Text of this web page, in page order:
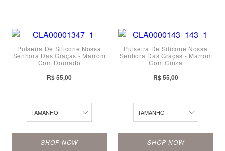
Pulseira De Silicone Nossa
Senhora Das Graças - Marrom
Com Dourado
R$ 55,00
TAMANHO
P
SHOP NOW
Pulseira De Silicone Nossa
Senhora Das Graças - Marrom
Com Cinza
R$ 55,00
TAMANHO
SHOP NOW